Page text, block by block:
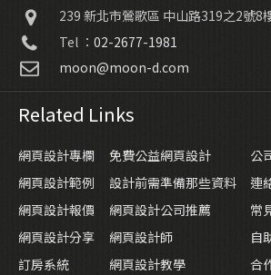
239 新北市鶯歌區 中山路319之2號8
Tel ： 02-2677-1981
moon@moon-d.com
Related Links
網頁設計專欄 免費公益網頁設計
公
網頁設計範例
設計前需準備那些資料
連
網頁設計報價
網頁設計公司推薦
常
網頁設計分享
網頁設計師
自
訂房系統
網頁設計教學
合